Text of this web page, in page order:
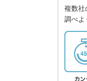
複数社
調べよ